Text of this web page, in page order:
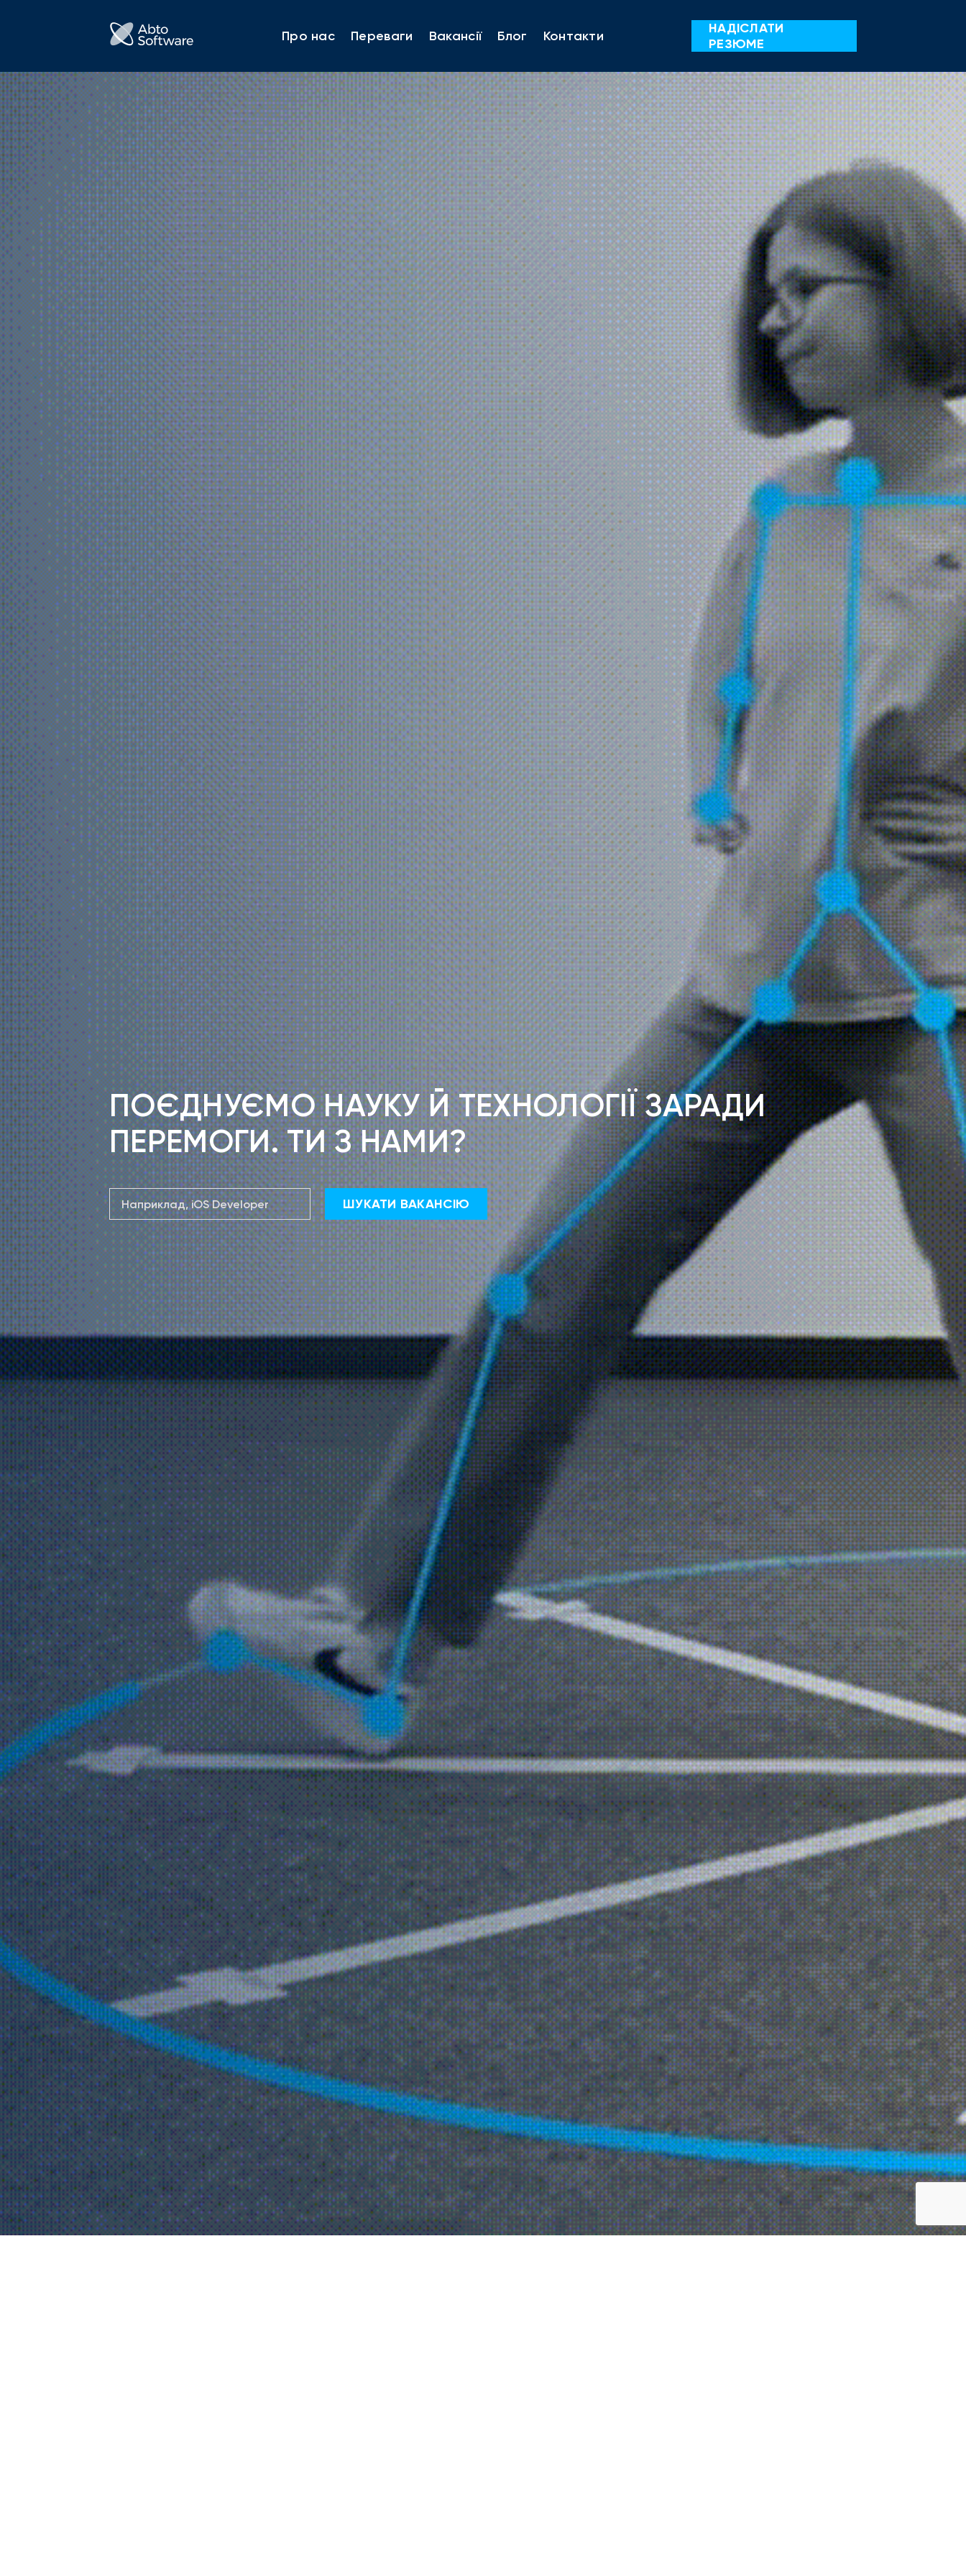
Про нас Переваги Вакансії Блог Контакти
НАДІСЛАТИ
РЕЗЮМЕ
ПОЄДНУЄМО НАУКУ Й ТЕХНОЛОГІЇ ЗАРАДИ
ПЕРЕМОГИ. ТИ З НАМИ?
ШУКАТИ ВАКАНСІЮ